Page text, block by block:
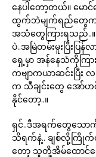
နေပါတော့တယ်။ မော
ထွက်ဘဲမျက်ရည်တွေက
အသံတွေကြားရသည်..။
ပဲ..အမြဲတမ်းမူးပြီးပ
ရှေ့မှာ အန်နေသံကိုက
ကဗျာကယာဆင်းပြီး
က သီချင်းတွေ အော်ဟ
နိုင်တော့..။
ရှင်..ဒီအရက်တွေသောက်
သိရက်နဲ့.. ချစ်လို့ကြို
တော့ သူတို့အိမ်ထောင်ရ